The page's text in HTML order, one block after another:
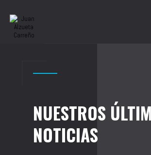
NUESTROS
NOTICIAS